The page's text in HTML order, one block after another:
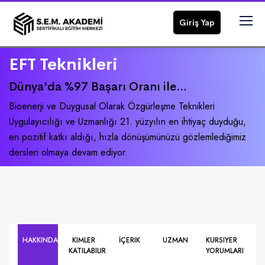
Giriş Yap
EFT Teknikleri
Dünya'da %97 Başarı Oranı ile...
Bioenerji ve Duygusal Olarak Özgürleşme Teknikleri
Uygulayıcılığı ve Uzmanlığı 21. yüzyılın en ihtiyaç duyduğu,
en pozitif katkı aldığı, hızla dönüşümünüzü gözlemlediğimiz
dersleri olmaya devam ediyor.
HAKKINDA
KIMLER
KATILABILIR
İÇERIK UZMAN
KURSIYER
YORUMLARI